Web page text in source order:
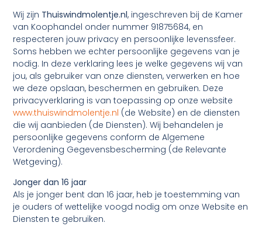
Wij zijn Thuiswindmolentje.nl, ingeschreven bij de Kamer
van Koophandel onder nummer 91875684, en
respecteren jouw privacy en persoonlijke levenssfeer.
Soms hebben we echter persoonlijke gegevens van je
nodig. In deze verklaring lees je welke gegevens wij van
jou, als gebruiker van onze diensten, verwerken en hoe
we deze opslaan, beschermen en gebruiken. Deze
privacyverklaring is van toepassing op onze website
www.thuiswindmolentje.nl (de Website) en de diensten
die wij aanbieden (de Diensten). Wij behandelen je
persoonlijke gegevens conform de Algemene
Verordening Gegevensbescherming (de Relevante
Wetgeving).
Jonger dan 16 jaar
Als je jonger bent dan 16 jaar, heb je toestemming van
je ouders of wettelijke voogd nodig om onze Website en
Diensten te gebruiken.